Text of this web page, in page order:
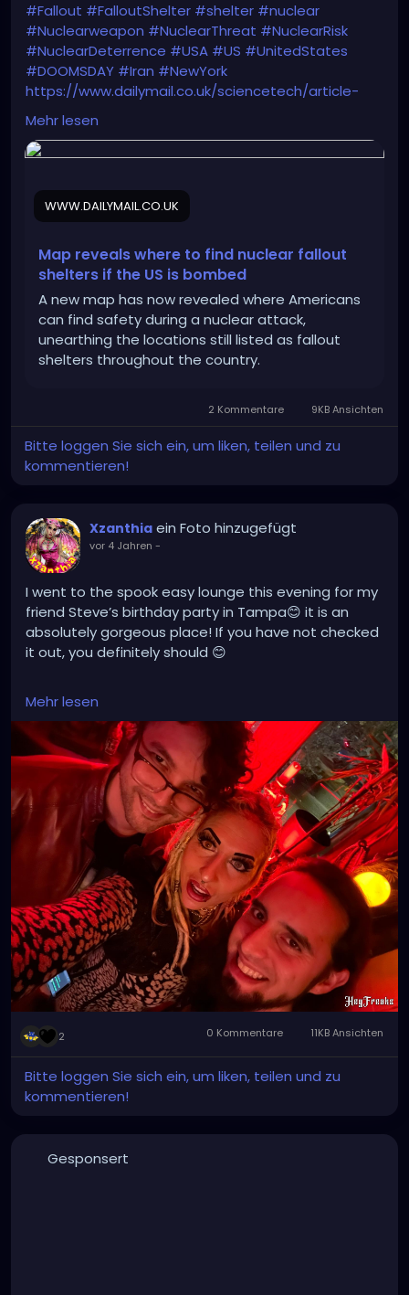
#Fallout #FalloutShelter #shelter #nuclear
#Nuclearweapon #NuclearThreat #NuclearRisk
#NuclearDeterrence #USA #US #UnitedStates
#DOOMSDAY #Iran #NewYork
https://www.dailymail.co.uk/sciencetech/article-
14829229/Map-nuclear-fallout-shelter-US-
bombed.html
Mehr lesen
WWW.DAILYMAIL.CO.UK
Map reveals where to find nuclear fallout
shelters if the US is bombed
A new map has now revealed where Americans
can find safety during a nuclear attack,
unearthing the locations still listed as fallout
shelters throughout the country.
2 Kommentare 9KB Ansichten
Bitte loggen Sie sich ein, um liken, teilen und zu
kommentieren!
Xzanthia ein Foto hinzugefügt
vor 4 Jahren -
I went to the spook easy lounge this evening for my
friend Steve’s birthday party in Tampa😊 it is an
absolutely gorgeous place! If you have not checked
it out, you definitely should 😊
linktr.ee/XZanthia 🥰❣️🫶
#tampa #florida#tampabay #orlando
#miami
#tampaflorida#stpete #clearwater
#tampafl
#southtampa #explorepage
#jacksonville
#stpetersburg#atlanta#brandon#sarasota
#love
#explore #music#downtowntampa
#lakeland
#newyork#usa#wesleychapel
#kissimmee
#hiphop#tampahairstylist#nfl#usf
#realestate
Mehr lesen
2 0 Kommentare 11KB Ansichten
Bitte loggen Sie sich ein, um liken, teilen und zu
kommentieren!
Gesponsert